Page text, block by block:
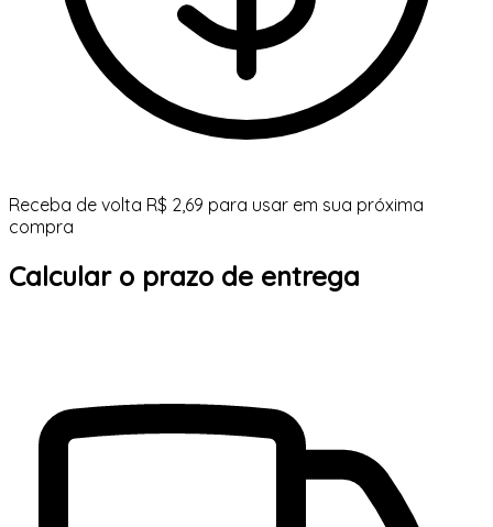
Receba de volta R$ 2,69 para usar em sua próxima
compra
Calcular o prazo de entrega